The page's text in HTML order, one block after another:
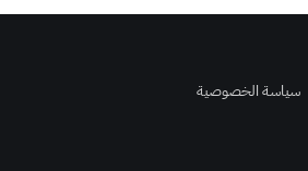
سياسة الخصوصية